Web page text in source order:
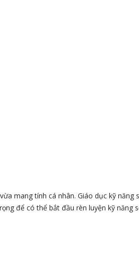
mang tính cá nhân. Giáo dục kỹ năng
để có thể bắt đầu rèn luyện kỹ năng